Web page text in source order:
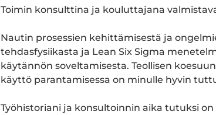
Toimin konsulttina ja kouluttajana
Nautin prosessien kehittämisestä ja
tehdasfysiikasta ja Lean Six Sigma
käytännön soveltamisesta. Teollisen
käyttö parantamisessa on minulle hyvin
Työhistoriani ja konsultoinnin aika tutuksi